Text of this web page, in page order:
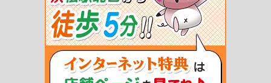
長苗代駅 本八戸駅 小中野駅 陸奥湊駅 白銀駅 鮫駅
プレイピア白浜駅
種差海岸駅 大久喜駅 金浜駅 大蛇駅 階上駅 十川駅
毘沙門駅 嘉瀬駅 金木駅 芦野公園駅 川倉駅 大沢内駅
弘前東高前駅 運動公園前駅 新里駅 館田駅 平賀駅
柏農高校前駅
尾上高校前駅 田舎館駅 境松駅 黒石駅 宿川原駅 鯖石駅
石川駅 義塾高校前駅 津軽大沢駅 松木平駅 小栗山駅 千年駅
弘前学院大前駅 弘高下駅 中央弘前駅 大曲駅 柳沢駅